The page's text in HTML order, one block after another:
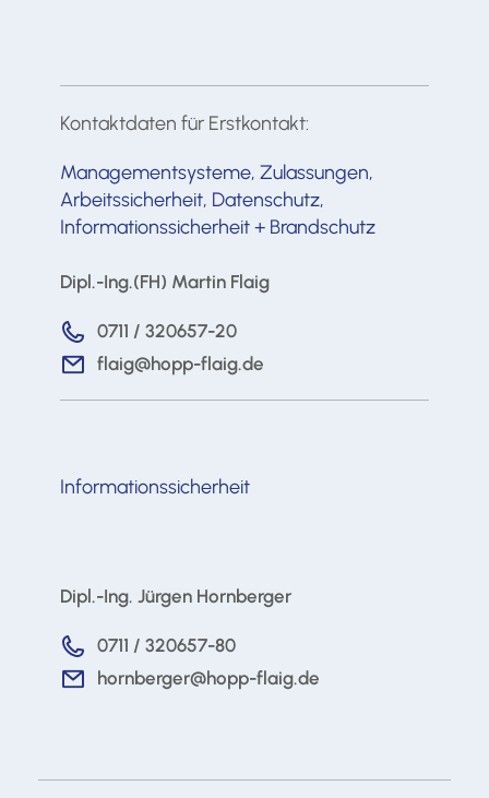
Kontaktdaten für Erstkontakt:
Managementsysteme, Zulassungen,
Arbeitssicherheit, Datenschutz,
Informationssicherheit + Brandschutz
Dipl.-Ing.(FH) Martin Flaig
0711 / 320657-20
flaig@hopp-flaig.de
Informationssicherheit
Dipl.-Ing. Jürgen Hornberger
0711 / 320657-80
hornberger@hopp-flaig.de